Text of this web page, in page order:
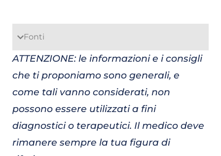
Fonti
ATTENZIONE: le informazioni e i consigli
che ti proponiamo sono generali, e
come tali vanno considerati, non
possono essere utilizzati a fini
diagnostici o terapeutici. Il medico deve
rimanere sempre la tua figura di